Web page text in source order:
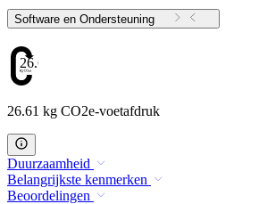
Software en Ondersteuning
26.61
26.61 kg CO2e-voetafdruk
Duurzaamheid
Belangrijkste kenmerken
Beoordelingen